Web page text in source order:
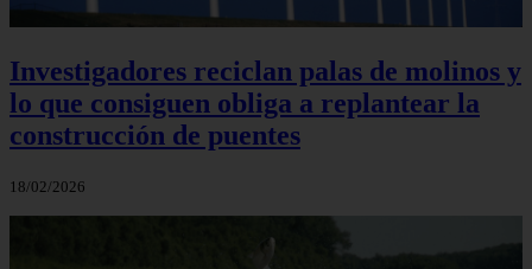
Investigadores reciclan palas de molinos y
lo que consiguen obliga a replantear la
construcción de puentes
18/02/2026